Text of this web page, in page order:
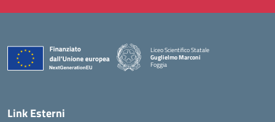
Liceo Scientifico Statale
Guglielmo Marconi
Foggia
— Visita la pagina iniziale della scuola
Link Esterni